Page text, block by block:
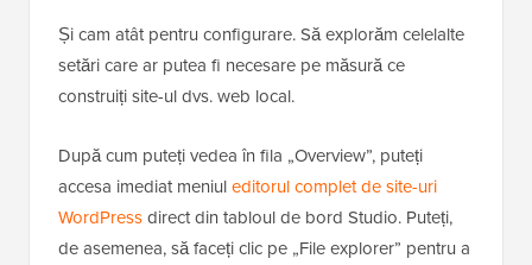
Și cam atât pentru configurare. Să explorăm celelalte
setări care ar putea fi necesare pe măsură ce
construiți site-ul dvs. web local.
După cum puteți vedea în fila „Overview”, puteți
accesa imediat meniuleditorul complet de site-uri
WordPressdirect din tabloul de bord Studio. Puteți,
de asemenea, să faceți clic pe „File explorer” pentru a